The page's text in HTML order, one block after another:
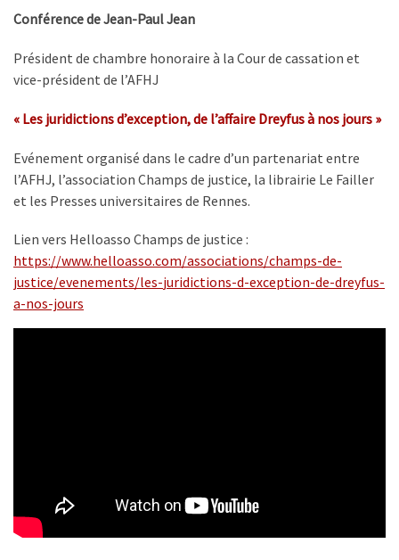
Conférence de Jean-Paul Jean
Président de chambre honoraire à la Cour de cassation et
vice-président de l’AFHJ
« Les juridictions d’exception, de l’affaire Dreyfus à nos jours »
Evénement organisé dans le cadre d’un partenariat entre
l’AFHJ, l’association Champs de justice, la librairie Le Failler
et les Presses universitaires de Rennes.
Lien vers Helloasso Champs de justice :
https://www.helloasso.com/associations/champs-de-
justice/evenements/les-juridictions-d-exception-de-dreyfus-
a-nos-jours